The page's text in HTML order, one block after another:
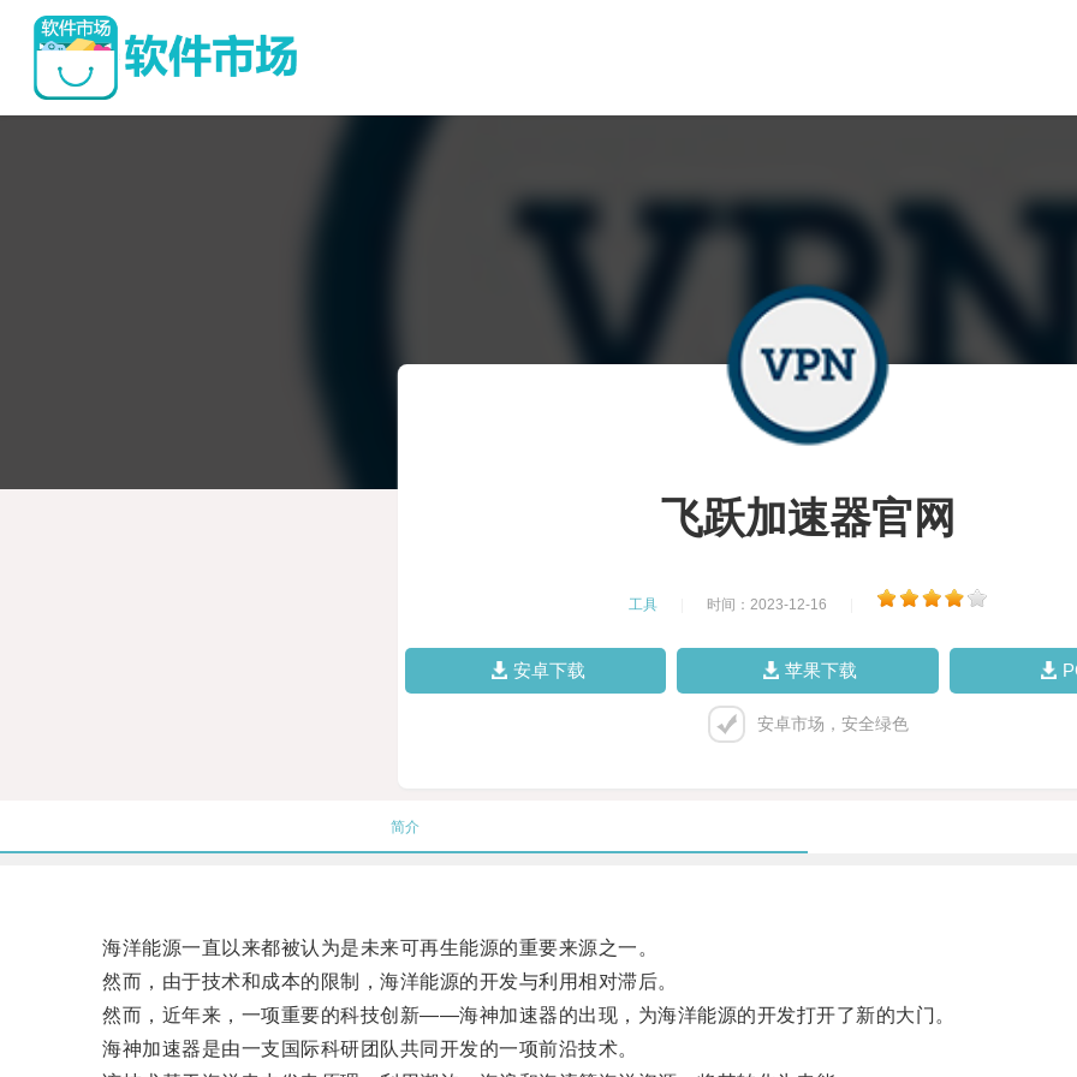
飞跃加速器官网
工具 时间：2023-12-16
安卓下载 苹果下载
安卓市场，安全绿色
简介
海洋能源一直以来都被认为是未来可再生能源的重要来源之一。
然而，由于技术和成本的限制，海洋能源的开发与利用相对滞后。
然而，近年来，一项重要的科技创新——海神加速器的出现，为海洋能源的开发打开了新的大门。
海神加速器是由一支国际科研团队共同开发的一项前沿技术。